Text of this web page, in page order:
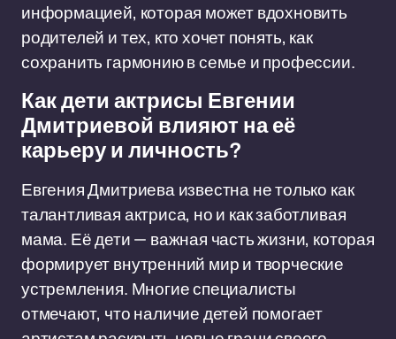
информацией, которая может вдохновить
родителей и тех, кто хочет понять, как
сохранить гармонию в семье и профессии.
Как дети актрисы Евгении
Дмитриевой влияют на её
карьеру и личность?
Евгения Дмитриева известна не только как
талантливая актриса, но и как заботливая
мама. Её дети — важная часть жизни, которая
формирует внутренний мир и творческие
устремления. Многие специалисты
отмечают, что наличие детей помогает